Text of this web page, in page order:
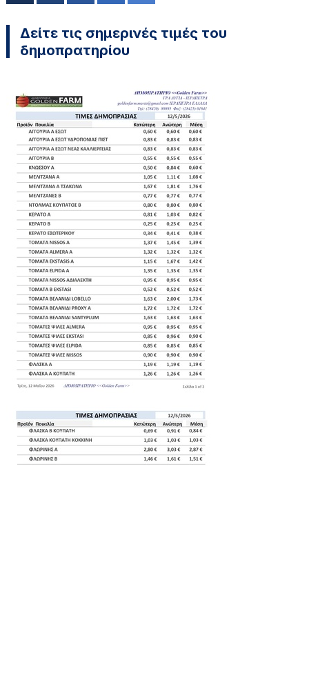
Δείτε τις σημερινές τιμές του
δημοπρατηρίου